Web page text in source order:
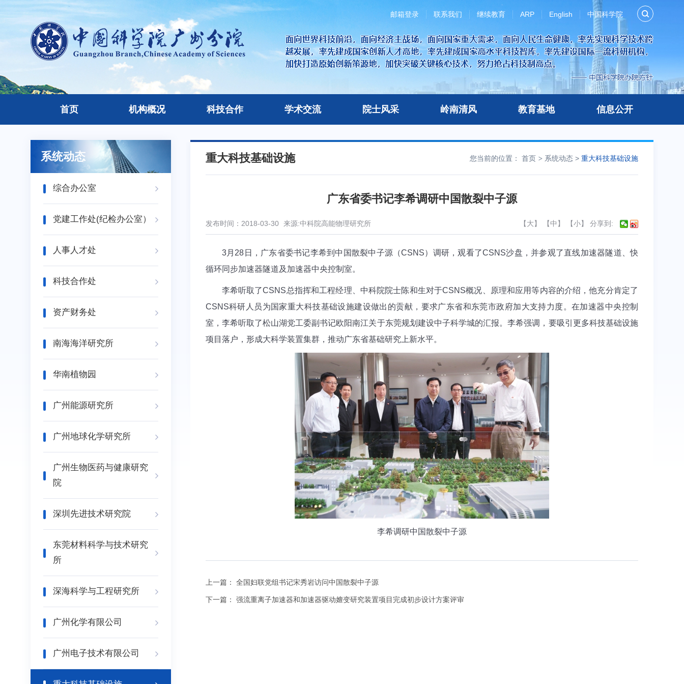
邮箱登录 联系我们 继续教育 ARP English 中国科学院
首页 机构概况 科技合作 学术交流 院士风采 岭南清风 教育基地 信息公开
系统动态
综合办公室
党建工作处(纪检办公室）
人事人才处
科技合作处
资产财务处
南海海洋研究所
华南植物园
广州能源研究所
广州地球化学研究所
广州生物医药与健康研究
院
深圳先进技术研究院
东莞材料科学与技术研究
所
深海科学与工程研究所
广州化学有限公司
广州电子技术有限公司
您当前的位置： 首页 系统动态 > 重大科技基础设施
重大科技基础设施
广东省委书记李希调研中国散裂中子源
发布时间：2018-03-30 来源:中科院高能物理研究所 【大】 【中 】 【小】 分享到:
3月28日，广东省委书记李希到中国散裂中子源（CSNS）调研，观看了CSNS沙盘，并参观了直线加速器隧道、快
循环同步加速器隧道及加速器中央控制室。
李希听取了CSNS总指挥和工程经理、中科院院士陈和生对于CSNS概况、原理和应用等内容的介绍，他充分肯定了
CSNS科研人员为国家重大科技基础设施建设做出的贡献，要求广东省和东莞市政府加大支持力度。在加速器中央控制
室，李希听取了松山湖党工委副书记欧阳南江关于东莞规划建设中子科学城的汇报。李希强调，要吸引更多科技基础设施
项目落户，形成大科学装置集群，推动广东省基础研究上新水平。
李希调研中国散裂中子源
上一篇： 全国妇联党组书记宋秀岩访问中国散裂中子源
下一篇： 强流重离子加速器和加速器驱动嬗变研究装置项目完成初步设计方案评审